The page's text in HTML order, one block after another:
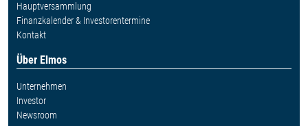
Hauptversammlung
Finanzkalender & Investorentermine
Kontakt
Über Elmos
Unternehmen
Investor
Newsroom